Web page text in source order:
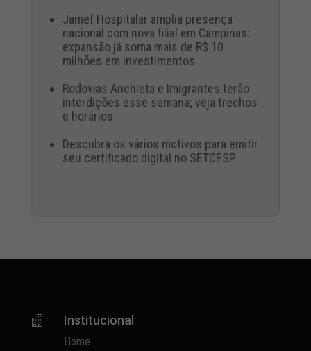
Jamef Hospitalar amplia presença
nacional com nova filial em Campinas:
expansão já soma mais de R$ 10
milhões em investimentos
Rodovias Anchieta e Imigrantes terão
interdições esse semana; veja trechos
e horários
Descubra os vários motivos para emitir
seu certificado digital no SETCESP
 Institucional
Home